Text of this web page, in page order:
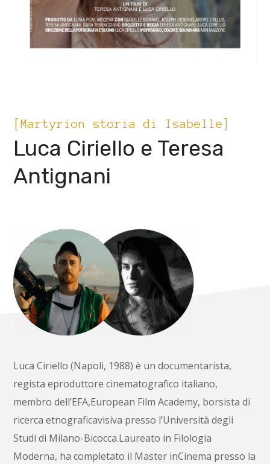
[Martyrion storia di Isabelle]
Luca Ciriello e Teresa
Antignani
Luca Ciriello (Napoli, 1988) è un documentarista,
regista eproduttore cinematografico italiano,
membro dell’EFA,European Film Academy, borsista di
ricerca etnograficavisiva presso l’Università degli
Studi di Milano-Bicocca.Laureato in Filologia
Moderna, ha completato il Master inCinema presso la